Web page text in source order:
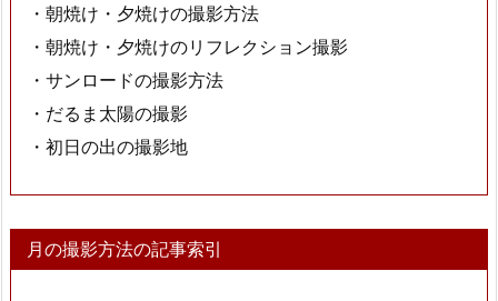
・朝焼け・夕焼けの撮影方法
・朝焼け・夕焼けのリフレクション撮影
・サンロードの撮影方法
・だるま太陽の撮影
・初日の出の撮影地
月の撮影方法の記事索引